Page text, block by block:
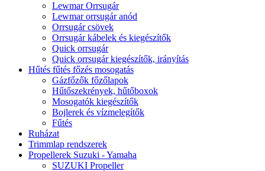
Lewmar Orrsugár
Lewmar orrsugár anód
Orrsugár csövek
Orrsugár kábelek és kiegészítők
Quick orrsugár
Quick orrsugár kiegészítők, irányítás
Hűtés fűtés főzés mosogatás
Gázfőzők főzőlapok
Hűtőszekrények, hűtőboxok
Mosogatók kiegészítők
Bojlerek és vízmelegítők
Fűtés
Ruházat
Trimmlap rendszerek
Propellerek Suzuki - Yamaha
SUZUKI Propeller